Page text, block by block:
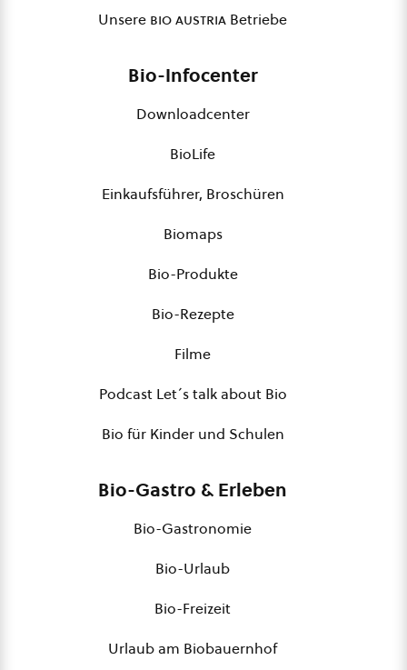
Unsere bio austria Betriebe
Bio-Infocenter
Downloadcenter
BioLife
Einkaufsführer, Broschüren
Biomaps
Bio-Produkte
Bio-Rezepte
Filme
Podcast Let´s talk about Bio
Bio für Kinder und Schulen
Bio-Gastro & Erleben
Bio-Gastronomie
Bio-Urlaub
Bio-Freizeit
Urlaub am Biobauernhof